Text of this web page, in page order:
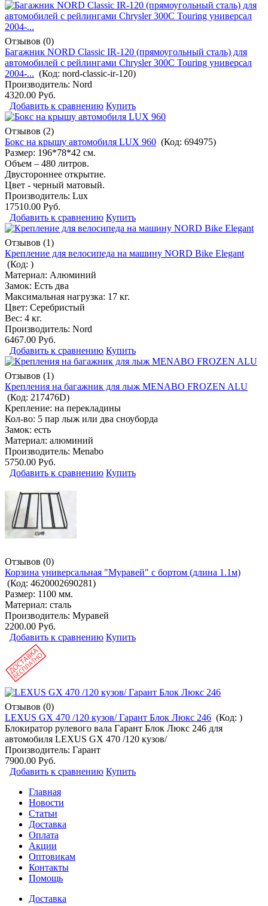
Отзывов (0)
Багажник NORD Classic IR-120 (прямоугольный сталь) для
автомобилей с рейлингами Chrysler 300C Touring универсал
2004-... (Код: nord-classic-ir-120)
Производитель: Nord
4320.00 Руб.
Добавить к сравнению Купить
Отзывов (2)
Бокс на крышу автомобиля LUX 960 (Код: 694975)
Размер: 196*78*42 см.
Объем – 480 литров.
Двустороннее открытие.
Цвет - черный матовый.
Производитель: Lux
17510.00 Руб.
Добавить к сравнению Купить
Отзывов (1)
Крепление для велосипеда на машину NORD Bike Elegant
(Код: )
Материал: Алюминий
Замок: Есть два
Максимальная нагрузка: 17 кг.
Цвет: Серебристый
Вес: 4 кг.
Производитель: Nord
6467.00 Руб.
Добавить к сравнению Купить
Отзывов (1)
Крепления на багажник для лыж MENABO FROZEN ALU
(Код: 217476D)
Крепление: на перекладины
Кол-во: 5 пар лыж или два сноуборда
Замок: есть
Материал: алюминий
Производитель: Menabo
5750.00 Руб.
Добавить к сравнению Купить
Отзывов (0)
Корзина универсальная "Муравей" с бортом (длина 1.1м)
(Код: 4620002690281)
Размер: 1100 мм.
Материал: сталь
Производитель: Муравей
2200.00 Руб.
Добавить к сравнению Купить
Отзывов (0)
LEXUS GX 470 /120 кузов/ Гарант Блок Люкс 246 (Код: )
Блокиратор рулевого вала Гарант Блок Люкс 246 для
автомобиля LEXUS GX 470 /120 кузов/
Производитель: Гарант
7900.00 Руб.
Добавить к сравнению Купить
Главная
Новости
Статьи
Доставка
Оплата
Акции
Оптовикам
Контакты
Помощь
Доставка